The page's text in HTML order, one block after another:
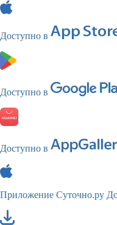
Доступно в
Доступно в
Доступно в
Приложение Суточно.ру